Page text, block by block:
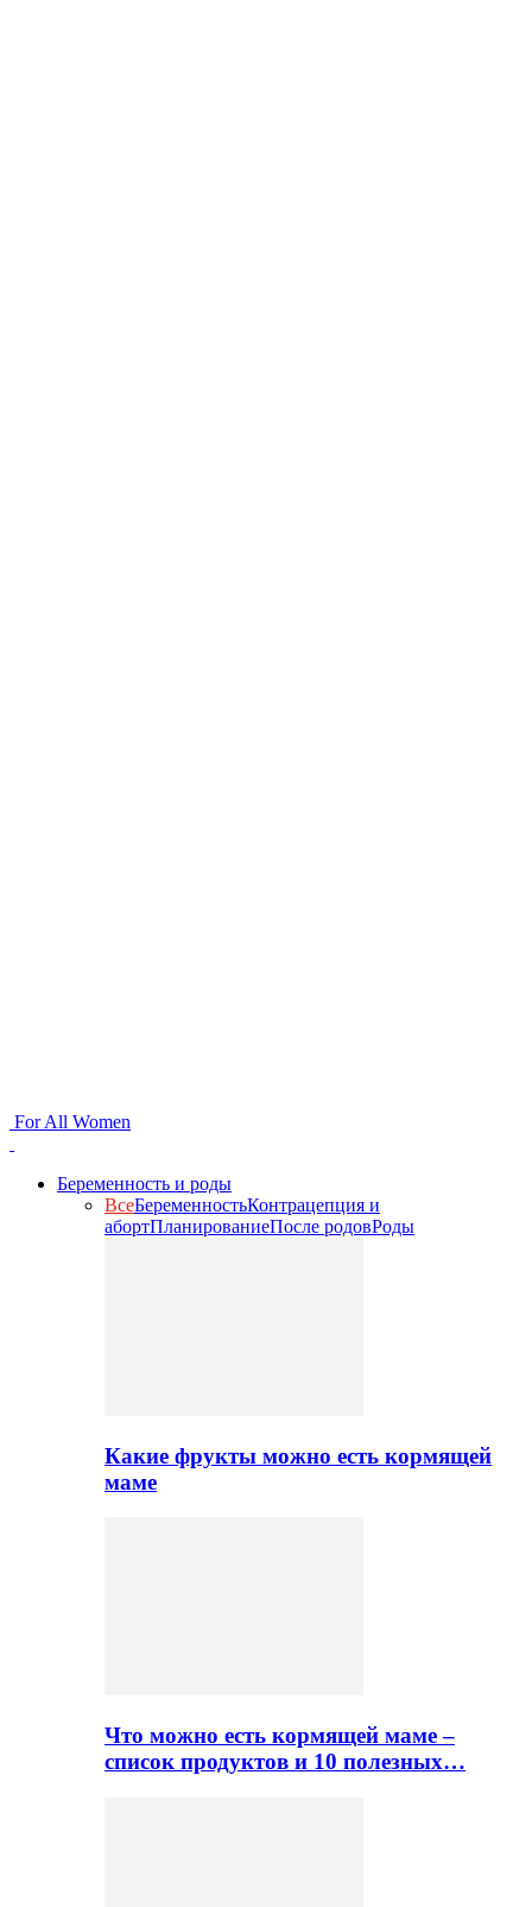
For All Women
Беременность и роды
ВсеБеременностьКонтрацепция и
абортПланированиеПосле родовРоды
Какие фрукты можно есть кормящей
маме
Что можно есть кормящей маме –
список продуктов и 10 полезных…